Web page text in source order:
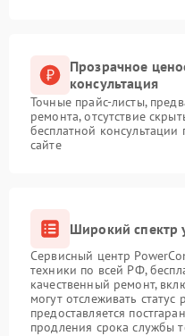
Прозрачное
консультация
Точные прайс-листы,
ремонта, отсутствие
бесплатной
сайте
Широкий спектр
Сервисный центр
техники по всей РФ,
качественный ремонт,
могут отслеживать
предоставляется
продления срока службы